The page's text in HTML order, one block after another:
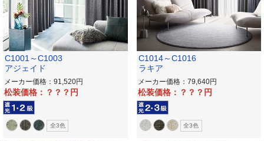
C1001～C1003
アジェイド
メーカー価格：91,520
松装価格：？？？
全3色
C1014～C1016
ラキア
メーカー価格：79,640
松装価格：？？？
全3色